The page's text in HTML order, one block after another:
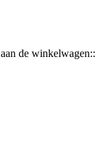
de winkelwagen::